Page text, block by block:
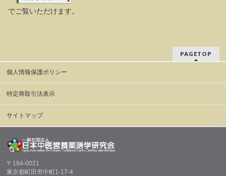
でご覧いただけます。
PAGETOP
個人情報保護ポリシー
特定商取引法表示
サイトマップ
〒194-0021
東京都町田市中町1-17-4